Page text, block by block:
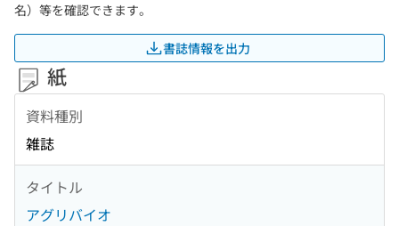
名）等を確認できます。
書誌情報を出力
紙
資料種別
雑誌
タイトル
アグリバイオ